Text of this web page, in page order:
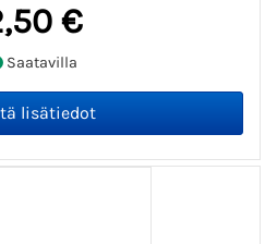
€
Saatavilla